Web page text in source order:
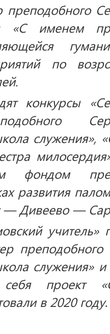
преподобного
«С именем
по
конкурсы
служения»,
фондом
развития
— Дивеево —
учитель»
служения»
проект
в 2020 году.